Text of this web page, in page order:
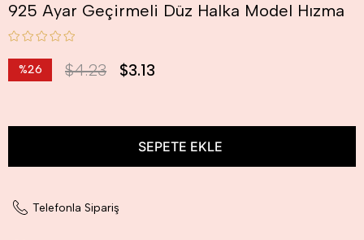
925 Ayar Geçirmeli Düz Halka Model Hızma
%26
$4.23 $3.13
Telefonla Sipariş